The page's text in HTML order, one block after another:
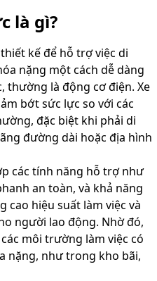
là gì?
kế để hỗ trợ việc di
nặng một cách dễ dàng
thường là động cơ điện. Xe
bớt sức lực so với các
đặc biệt khi phải di
đường dài hoặc địa hình
các tính năng hỗ trợ như
an toàn, và khả năng
cao hiệu suất làm việc và
người lao động. Nhờ đó,
môi trường làm việc có
nặng, như trong kho bãi,